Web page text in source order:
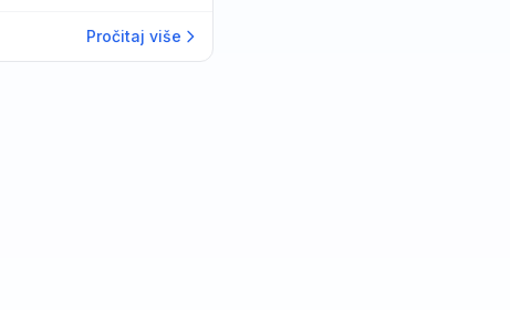
Pročitaj više